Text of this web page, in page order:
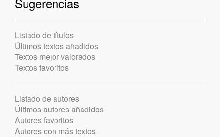
Listado de títulos
Últimos textos añadidos
Textos mejor valorados
Textos favoritos
Listado de autores
Últimos autores añadidos
Autores favoritos
Autores con más textos